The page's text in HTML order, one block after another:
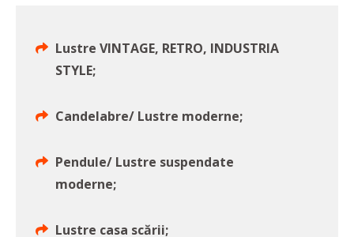
Lustre VINTAGE, RETRO, INDUSTRIA
STYLE;
Candelabre/ Lustre moderne;
Pendule/ Lustre suspendate
moderne;
Lustre casa scării;